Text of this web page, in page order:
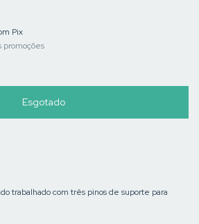
Pix
promoções
trabalhado com três pinos de suporte para